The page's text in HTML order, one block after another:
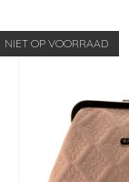
NIET OP VOORRAAD